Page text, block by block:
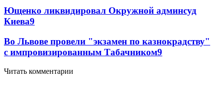
Ющенко ликвидировал Окружной админсуд
Киева9
Во Львове провели "экзамен по казнокрадству"
с импровизированным Табачником9
Читать комментарии